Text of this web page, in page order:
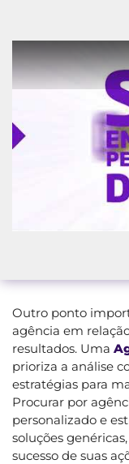
Outro ponto
agência em
resultados. Uma
prioriza a análise
estratégias para
Procurar por
personalizado e
soluções
sucesso de suas